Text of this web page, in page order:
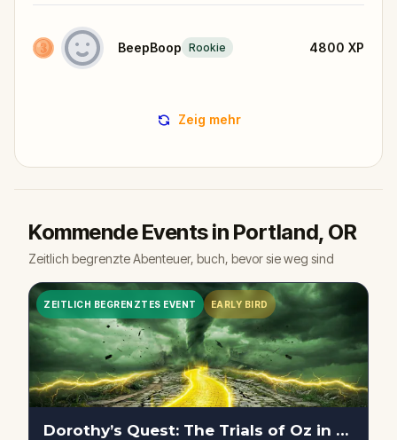
BeepBoop Rookie 4800 XP
Zeig mehr
Kommende Events in Portland, OR
Zeitlich begrenzte Abenteuer, buch, bevor sie weg sind
ZEITLICH BEGRENZTES EVENT EARLY BIRD
Dorothy’s Quest: The Trials of Oz in Portland